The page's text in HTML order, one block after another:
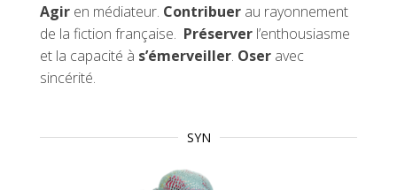
Agir en médiateur. Contribuer au rayonnement
de la fiction française. Préserver l’enthousiasme
et la capacité à s’émerveiller. Oser avec
sincérité.
SYN